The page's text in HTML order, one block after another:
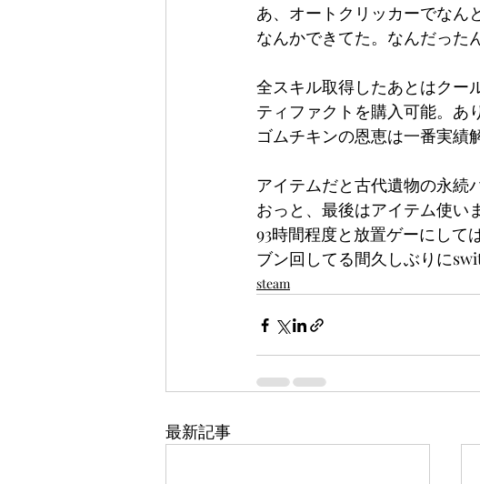
あ、オートクリッカーでなん
なんかできてた。なんだった
全スキル取得したあとはクー
ティファクトを購入可能。あ
ゴムチキンの恩恵は一番実績
アイテムだと古代遺物の永続
おっと、最後はアイテム使い
93時間程度と放置ゲーにして
ブン回してる間久しぶりに
steam
最新記事